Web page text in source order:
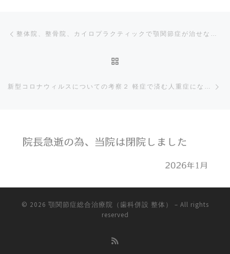
整体院、整骨院、カイロプラクティックで顎関節症が治せない理由
新型コロナウィルスについての考察２ 軽症で済む人重症になる人の違い
© 2026 顎関節症総合治療院（歯科併設 整体） – All rights
reserved